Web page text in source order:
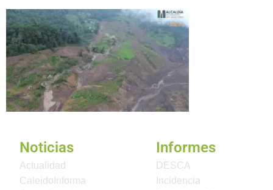
Noticias
Actualidad
CaleidoInforma
Informes
DESCA
Incidencia